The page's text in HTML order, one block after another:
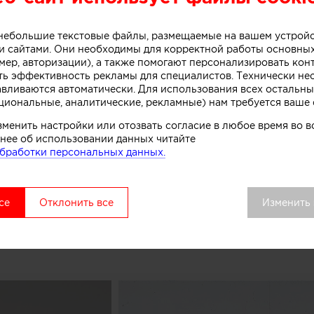
магазина мороженого, расположенного в
(Австралия).
стойки лежит образ емкости с несколькими
Технически замысел был реализован при помощи
бетона. Логотип магазина мороженого
символизирующих систему охлаждения в автоматах
точки выделяется среди других объектов
сосредоточить внимание покупателей как на
процессе, в основе которого перемешивание слоев
рассказывают авторы этого небольшого
текстовые файлы, размещаемые на вашем
сайтами. Они необходимы для корректной работы
авторизации), а также помогают персонализировать
эффективность рекламы для специалистов. Технически
автоматически. Для использования всех
аналитические, рекламные) нам требуется ваше
настройки или отозвать согласие в любое время во
об использовании данных читайте
персональных данных.
Отклонить все Изменить